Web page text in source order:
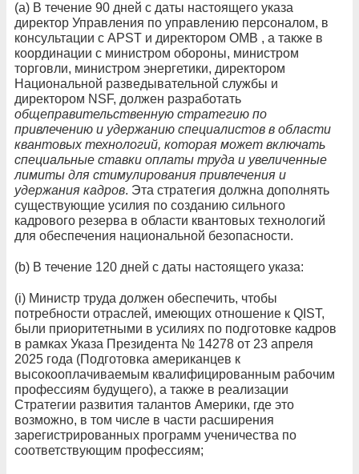
(а) В течение 90 дней с даты настоящего указа
директор Управления по управлению персоналом, в
консультации с APST и директором OMB , а также в
координации с министром обороны, министром
торговли, министром энергетики, директором
Национальной разведывательной службы и
директором NSF, должен разработать
общеправительственную стратегию по
привлечению и удержанию специалистов в области
квантовых технологий, которая может включать
специальные ставки оплаты труда и увеличенные
лимиты для стимулирования привлечения и
удержания кадров. Эта стратегия должна дополнять
существующие усилия по созданию сильного
кадрового резерва в области квантовых технологий
для обеспечения национальной безопасности.
(b) В течение 120 дней с даты настоящего указа:
(i) Министр труда должен обеспечить, чтобы
потребности отраслей, имеющих отношение к QIST,
были приоритетными в усилиях по подготовке кадров
в рамках Указа Президента № 14278 от 23 апреля
2025 года (Подготовка американцев к
высокооплачиваемым квалифицированным рабочим
профессиям будущего), а также в реализации
Стратегии развития талантов Америки, где это
возможно, в том числе в части расширения
зарегистрированных программ ученичества по
соответствующим профессиям;